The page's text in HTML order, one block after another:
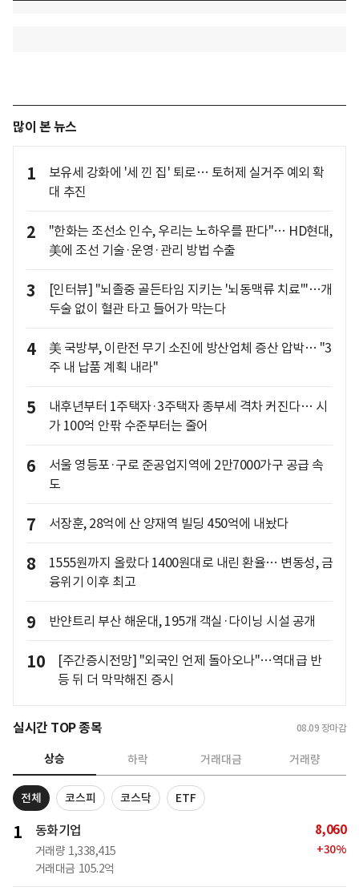
많이 본 뉴스
1
보유세 강화에 '세 낀 집' 퇴로… 토허제 실거주 예외 확
대 추진
2
"한화는 조선소 인수, 우리는 노하우를 판다"… HD현대,
美에 조선 기술·운영·관리 방법 수출
3
[인터뷰] "뇌졸중 골든타임 지키는 '뇌동맥류 치료'"…개
두술 없이 혈관 타고 들어가 막는다
4
美 국방부, 이란전 무기 소진에 방산업체 증산 압박… "3
주 내 납품 계획 내라"
5
내후년부터 1주택자·3주택자 종부세 격차 커진다… 시
가 100억 안팎 수준부터는 줄어
6
서울 영등포·구로 준공업지역에 2만7000가구 공급 속
도
7 서장훈, 28억에 산 양재역 빌딩 450억에 내놨다
8
1555원까지 올랐다 1400원대로 내린 환율… 변동성, 금
융위기 이후 최고
9 반얀트리 부산 해운대, 195개 객실·다이닝 시설 공개
10
[주간증시전망] "외국인 언제 돌아오나"…역대급 반
등 뒤 더 막막해진 증시
실시간 TOP 종목 08.09 장마감
상승 하락 거래대금 거래량
전체 코스피 코스닥 ETF
1 동화기업
거래량 1,338,415
거래대금 105.2억
8,060
+30%